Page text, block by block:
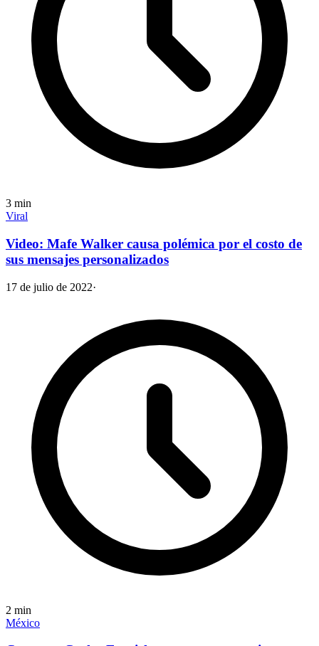
3 min
Viral
Video: Mafe Walker causa polémica por el costo de
sus mensajes personalizados
17 de julio de 2022·
2 min
México